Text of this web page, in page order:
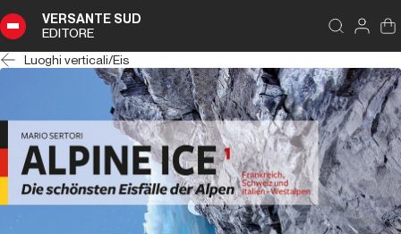
VERSANTE SUD
EDITORE
Luoghi verticali/Eis